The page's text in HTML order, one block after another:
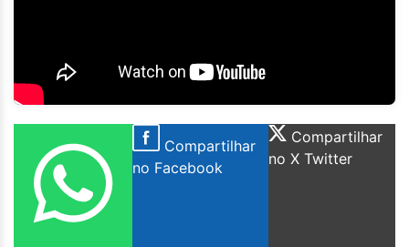
Compartilhar
no Facebook
Compartilhar
no X Twitter